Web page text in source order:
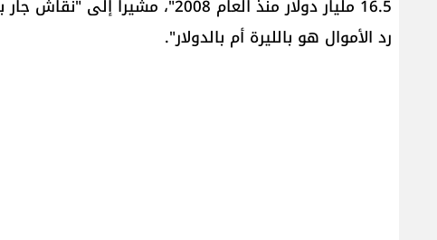
رد الأموال هو بالليرة أم بالدولار".